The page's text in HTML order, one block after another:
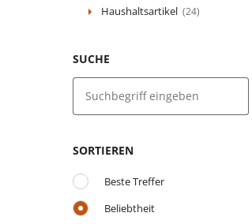
Haushaltsartikel (24)
SUCHE
SORTIEREN
Beste Treffer
Beliebtheit